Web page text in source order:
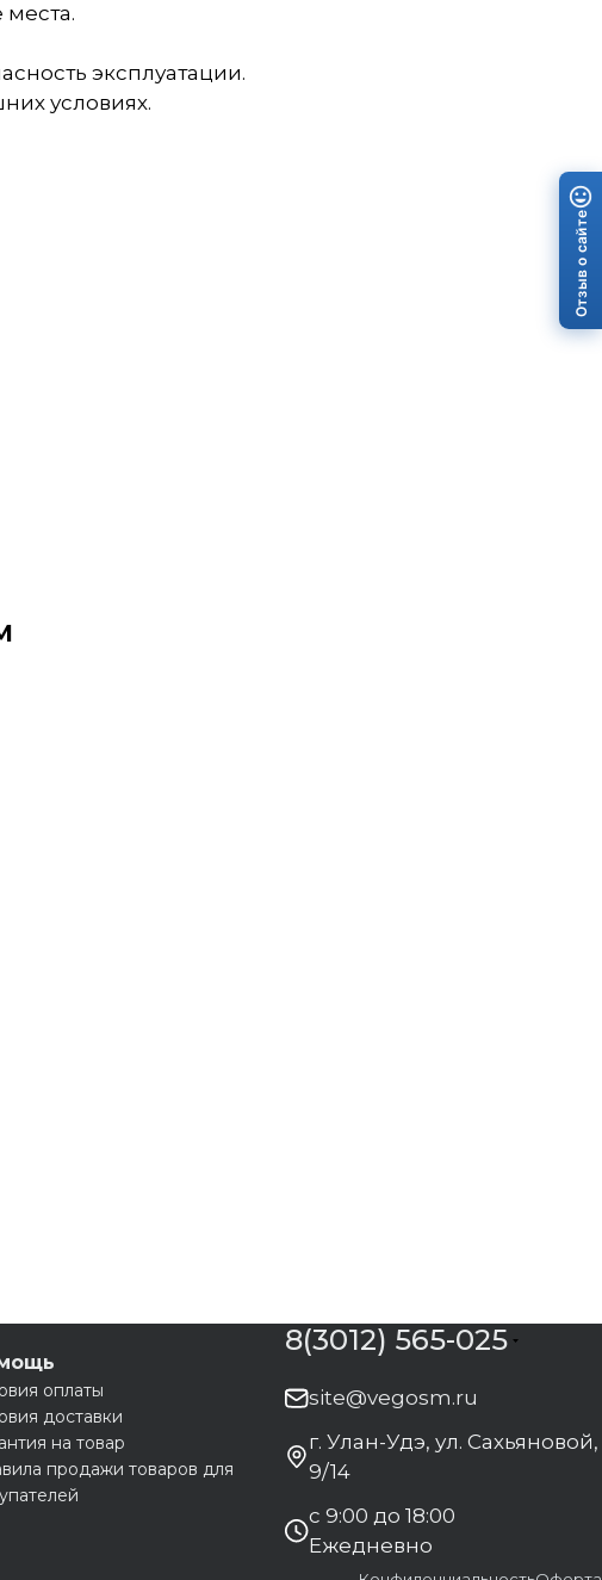
эксплуатации.
условиях.
оплаты
доставки
на товар
продажи товаров для
8(3012) 565-025
site@vegosm.ru
г. Улан-Удэ, ул. Сахьяновой,
9/14
с 9:00 до 18:00
Ежедневно
Отзыв о сайте